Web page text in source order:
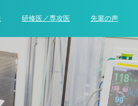
研修医／専攻医 先輩の声